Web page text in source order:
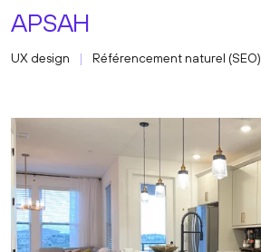
APSAH
UX design Référencement naturel (SEO)